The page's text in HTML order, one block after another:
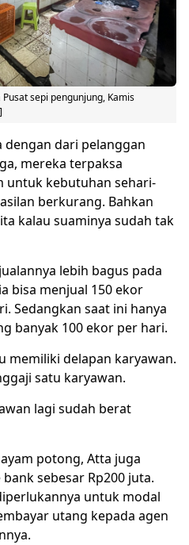
sepi pengunjung, Kamis
dengan dari pelanggan
mereka terpaksa
untuk kebutuhan sehari-
berkurang. Bahkan
kalau suaminya sudah tak
lebih bagus pada
bisa menjual 150 ekor
Sedangkan saat ini hanya
banyak 100 ekor per hari.
memiliki delapan karyawan.
satu karyawan.
lagi sudah berat
potong, Atta juga
sebesar Rp200 juta.
untuk modal
utang kepada agen